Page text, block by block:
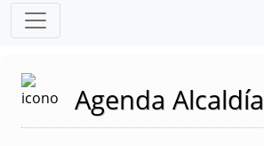
Agenda Alcaldía